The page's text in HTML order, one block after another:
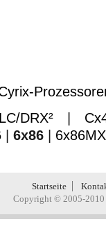
DRX²
6x86 6x86MX
Startseite
Copyright © 2005-2010